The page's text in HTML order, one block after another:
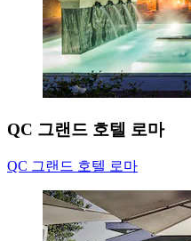
QC 그랜드 호텔 로마
QC 그랜드 호텔 로마